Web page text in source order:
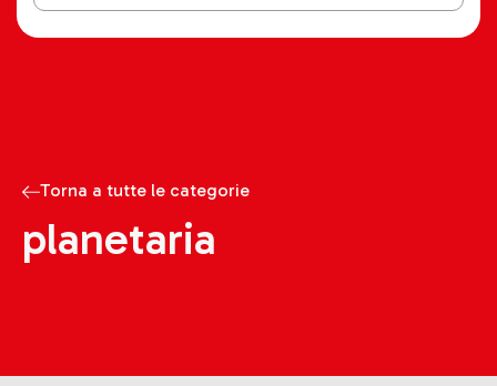
Torna a tutte le categorie
planetaria